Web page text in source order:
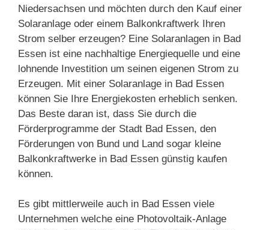
Niedersachsen und möchten durch den Kauf einer
Solaranlage oder einem Balkonkraftwerk Ihren
Strom selber erzeugen? Eine Solaranlagen in Bad
Essen ist eine nachhaltige Energiequelle und eine
lohnende Investition um seinen eigenen Strom zu
Erzeugen. Mit einer Solaranlage in Bad Essen
können Sie Ihre Energiekosten erheblich senken.
Das Beste daran ist, dass Sie durch die
Förderprogramme der Stadt Bad Essen, den
Förderungen von Bund und Land sogar kleine
Balkonkraftwerke in Bad Essen günstig kaufen
können.
Es gibt mittlerweile auch in Bad Essen viele
Unternehmen welche eine Photovoltaik-Anlage